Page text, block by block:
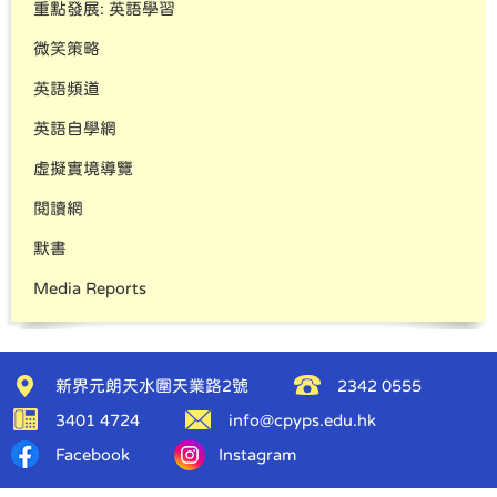
重點發展: 英語學習
微笑策略
英語頻道
英語自學網
虛擬實境導覽
閱讀網
默書
Media Reports
新界元朗天水圍天業路2號 2342 0555
3401 4724 info@cpyps.edu.hk
Facebook Instagram